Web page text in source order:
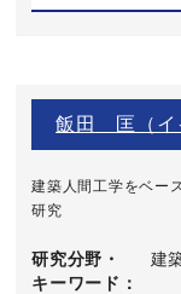
飯田 匡（イ
建築人間工学をベー
研究
研究分野・
キーワード
建